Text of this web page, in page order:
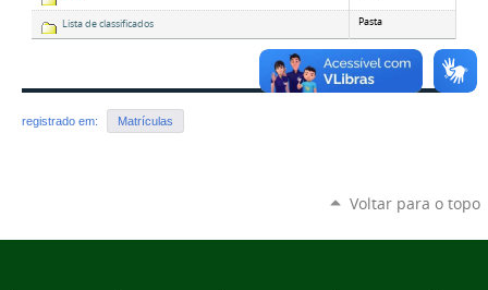
Lista de classificados Pasta
registrado em: Matrículas
Voltar para o topo